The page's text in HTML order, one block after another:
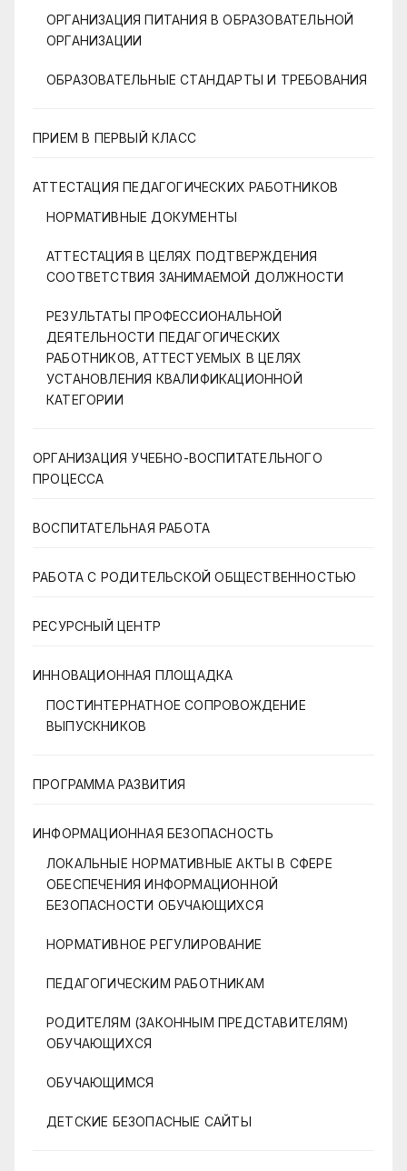
ОРГАНИЗАЦИЯ ПИТАНИЯ В ОБРАЗОВАТЕЛЬНОЙ
ОРГАНИЗАЦИИ
ОБРАЗОВАТЕЛЬНЫЕ СТАНДАРТЫ И ТРЕБОВАНИЯ
ПРИЕМ В ПЕРВЫЙ КЛАСС
АТТЕСТАЦИЯ ПЕДАГОГИЧЕСКИХ РАБОТНИКОВ
НОРМАТИВНЫЕ ДОКУМЕНТЫ
АТТЕСТАЦИЯ В ЦЕЛЯХ ПОДТВЕРЖДЕНИЯ
СООТВЕТСТВИЯ ЗАНИМАЕМОЙ ДОЛЖНОСТИ
РЕЗУЛЬТАТЫ ПРОФЕССИОНАЛЬНОЙ
ДЕЯТЕЛЬНОСТИ ПЕДАГОГИЧЕСКИХ
РАБОТНИКОВ, АТТЕСТУЕМЫХ В ЦЕЛЯХ
УСТАНОВЛЕНИЯ КВАЛИФИКАЦИОННОЙ
КАТЕГОРИИ
ОРГАНИЗАЦИЯ УЧЕБНО-ВОСПИТАТЕЛЬНОГО
ПРОЦЕССА
ВОСПИТАТЕЛЬНАЯ РАБОТА
РАБОТА С РОДИТЕЛЬСКОЙ ОБЩЕСТВЕННОСТЬЮ
РЕСУРСНЫЙ ЦЕНТР
ИННОВАЦИОННАЯ ПЛОЩАДКА
ПОСТИНТЕРНАТНОЕ СОПРОВОЖДЕНИЕ
ВЫПУСКНИКОВ
ПРОГРАММА РАЗВИТИЯ
ИНФОРМАЦИОННАЯ БЕЗОПАСНОСТЬ
ЛОКАЛЬНЫЕ НОРМАТИВНЫЕ АКТЫ В СФЕРЕ
ОБЕСПЕЧЕНИЯ ИНФОРМАЦИОННОЙ
БЕЗОПАСНОСТИ ОБУЧАЮЩИХСЯ
НОРМАТИВНОЕ РЕГУЛИРОВАНИЕ
ПЕДАГОГИЧЕСКИМ РАБОТНИКАМ
РОДИТЕЛЯМ (ЗАКОННЫМ ПРЕДСТАВИТЕЛЯМ)
ОБУЧАЮЩИХСЯ
ОБУЧАЮЩИМСЯ
ДЕТСКИЕ БЕЗОПАСНЫЕ САЙТЫ